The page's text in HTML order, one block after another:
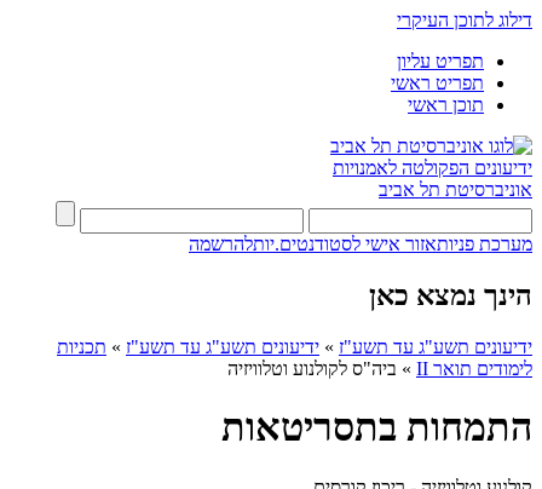
דילוג לתוכן העיקרי
תפריט עליון
תפריט ראשי
תוכן ראשי
ידיעונים הפקולטה לאמנויות
אוניברסיטת תל אביב
מערכת פניותאזור אישי לסטודנטים.יותלהרשמה
הינך נמצא כאן
ידיעונים תשע"ג עד תשע"ז » ידיעונים תשע"ג עד תשע"ז » תכניות
לימודים תואר II
» ביה"ס לקולנוע וטלוויזיה
התמחות בתסריטאות